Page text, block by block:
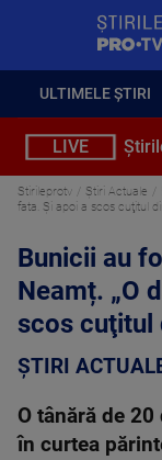
ULTIMELE ȘTIRI
LIVE
Stirileprotv Știri Actuale
fata. Și apoi a scos cuţitul
Bunicii au
Neamț. „O
scos cuţitul
ȘTIRI
O tânără de
în curtea